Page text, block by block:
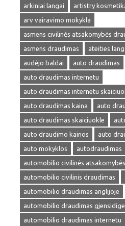
arkiniai langai
artistry
arv vairavimo mokykla
asmens civilinės atsakomybės
asmens draudimas
ateities
audėjo baldai
auto draudimas
auto draudimas internetu
auto draudimas internetu
auto draudimas kaina
auto
auto draudimas skaiciuokle
auto draudimo kainos
auto
auto mokyklos
autodraudimas
automobilio civilinės
automobilio civilinis draudimas
automobilio draudimas anglijoje
automobilio draudimas gjensidige
automobilio draudimas internetu